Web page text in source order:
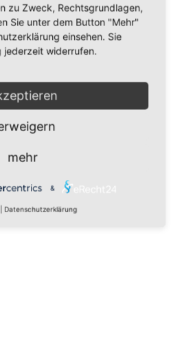
zu Zweck, Rechtsgrundlagen,
Sie unter dem Button "Mehr"
einsehen. Sie
jederzeit widerrufen.
mehr
&
Datenschutzerklärung